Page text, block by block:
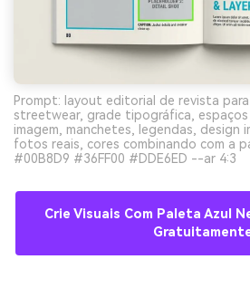
Prompt: layout editorial de revista
streetwear, grade tipográfica, espaços
imagem, manchetes, legendas, design
fotos reais, cores combinando com a
#00B8D9 #36FF00 #DDE6ED --ar 4:3
Crie Visuais Com Paleta Azul